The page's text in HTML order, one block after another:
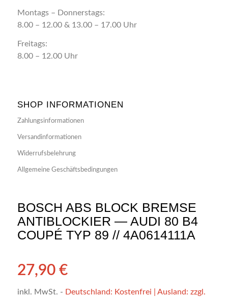
Montags – Donnerstags:
8.00 – 12.00 & 13.00 – 17.00 Uhr
Freitags:
8.00 – 12.00 Uhr
SHOP INFORMATIONEN
Zahlungsinformationen
Versandinformationen
Widerrufsbelehrung
Allgemeine Geschäftsbedingungen
BOSCH ABS BLOCK BREMSE
ANTIBLOCKIER — AUDI 80 B4
COUPÉ TYP 89 // 4A0614111A
27,90 €
inkl. MwSt. - Deutschland: Kostenfrei | Ausland: zzgl.